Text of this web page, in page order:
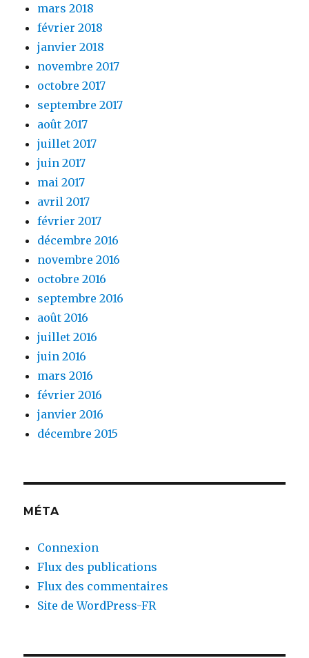
mars 2018
février 2018
janvier 2018
novembre 2017
octobre 2017
septembre 2017
août 2017
juillet 2017
juin 2017
mai 2017
avril 2017
février 2017
décembre 2016
novembre 2016
octobre 2016
septembre 2016
août 2016
juillet 2016
juin 2016
mars 2016
février 2016
janvier 2016
décembre 2015
MÉTA
Connexion
Flux des publications
Flux des commentaires
Site de WordPress-FR